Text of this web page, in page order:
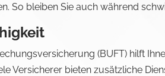
So bleiben Sie auch während
(BUFT) hilft
Versicherer bieten zusätzliche